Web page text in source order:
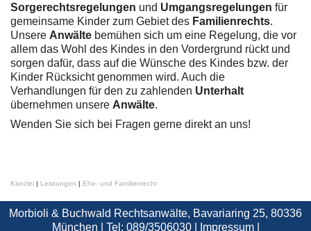
Sorgerechtsregelungen und Umgangsregelungen für
gemeinsame Kinder zum Gebiet des Familienrechts.
Unsere Anwälte bemühen sich um eine Regelung, die vor
allem das Wohl des Kindes in den Vordergrund rückt und
sorgen dafür, dass auf die Wünsche des Kindes bzw. der
Kinder Rücksicht genommen wird. Auch die
Verhandlungen für den zu zahlenden Unterhalt
übernehmen unsere Anwälte.
Wenden Sie sich bei Fragen gerne direkt an uns!
Kanzlei | Leistungen | Ehe- und Familienrecht
Morbioli & Buchwald Rechtsanwälte, Bavariaring 25, 80336
München | Tel: 089/3506030 |
Impressum|